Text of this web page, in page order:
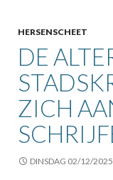
HERSENSCHEET
DE
ZICH
DINSDAG 02/12/2025